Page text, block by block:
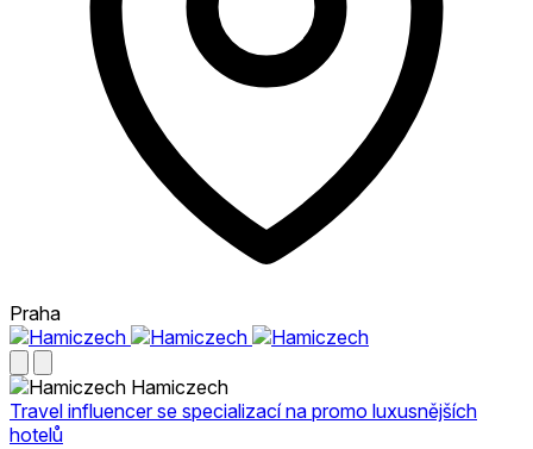
Praha
Hamiczech
Travel influencer se specializací na promo luxusnějších
hotelů